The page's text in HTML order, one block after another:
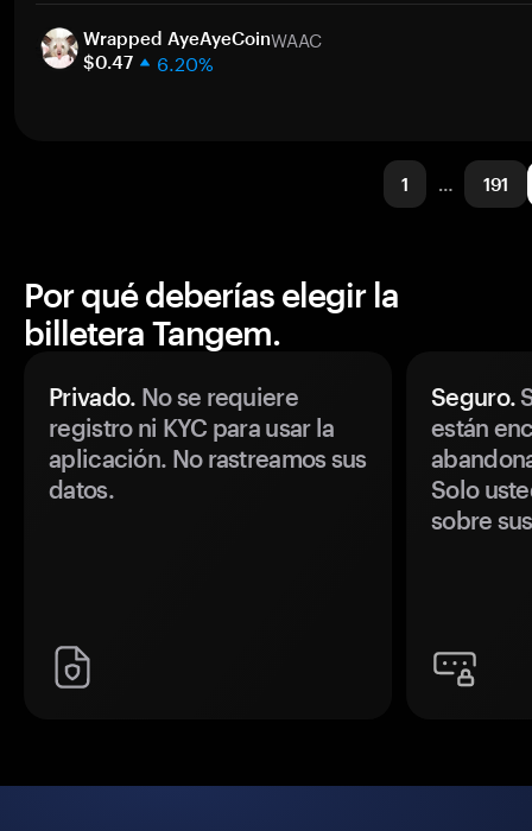
30 días
Capitalización de mercado
Wrapped AyeAyeCoinWAAC
$0.47 6.20%
1 … 191
Por qué deberías elegir la
billetera Tangem.
Privado. No se requiere
registro ni KYC para usar la
aplicación. No rastreamos sus
datos.
Seguro.
están
Solo
sobre